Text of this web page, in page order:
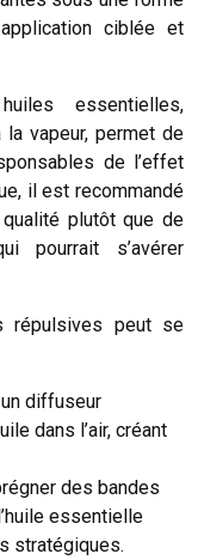
ciblée et
essentielles,
vapeur, permet de
de l’effet
il est recommandé
plutôt que de
pourrait s’avérer
répulsives peut se
diffuseur
dans l’air, créant
des bandes
essentielle
stratégiques.